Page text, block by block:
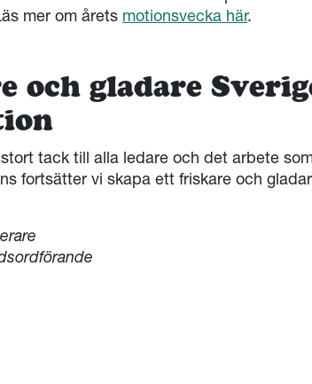
mer om årets motionsvecka här.
och gladare
tack till alla ledare och det arbete
fortsätter vi skapa ett friskare och